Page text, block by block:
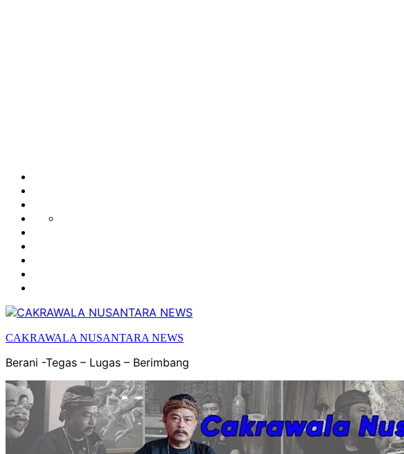
POLITIK
BUDAYA
CAKRAWALA NUSANTARA NEWS
Berani -Tegas – Lugas – Berimbang